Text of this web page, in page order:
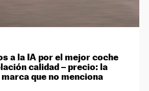
a la IA por el mejor coche
calidad – precio: la
que no menciona